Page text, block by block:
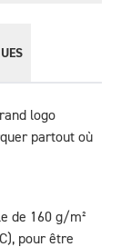
logo
partout où
de 160 g/m²
pour être